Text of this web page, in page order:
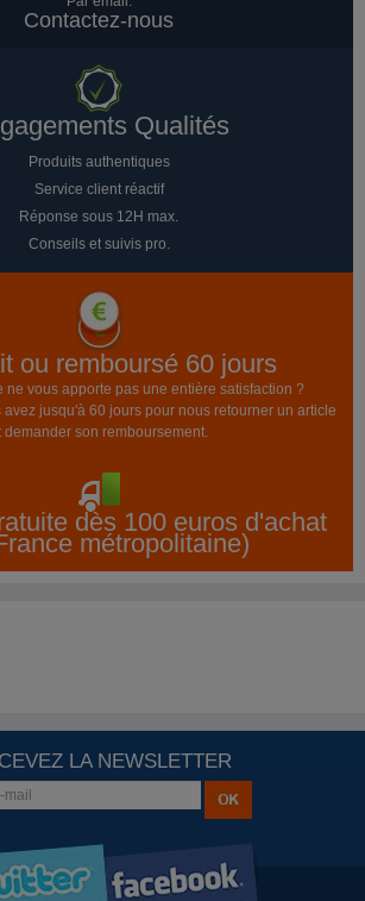
Contactez-nous
Qualités
Produits authentiques
Service client réactif
Réponse sous 12H max.
Conseils et suivis pro.
ou remboursé 60 jours
ne vous apporte pas une entière satisfaction ?
jusqu'à 60 jours pour nous retourner un article
demander son remboursement.
dès 100 euros d'achat
métropolitaine)
LA NEWSLETTER